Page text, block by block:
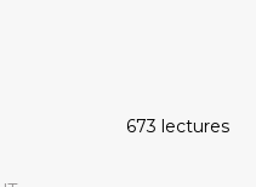
673 lectures